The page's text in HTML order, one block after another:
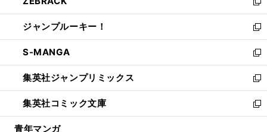
開
く
ウ
で
開
く
ィ
ン
ド
ウ
で
開
く
い
ウ
ィ
ン
ド
ウ
で
開
く
新
し
い
ウ
ィ
ン
ド
ウ
で
開
ジャンプルーキー！
新
し
い
ウ
ィ
ン
ド
ウ
S-MANGA
新
し
い
ウ
ィ
ン
集英社ジャンプリミックス
新
し
い
ウ
集英社コミック文庫
新
し
青年マンガ